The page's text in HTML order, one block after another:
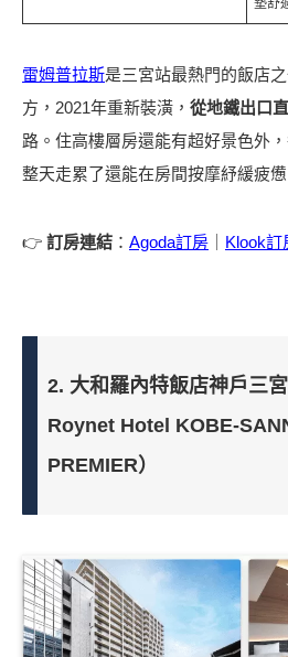
雷姆普拉斯是三宮站最熱門的飯店
方，2021年重新裝潢， 從地鐵出口
路。住高樓層房還能有超好景色外
整天走累了還能在房間按摩紓緩疲憊
👉 訂房連結 ： Agoda訂房 Klook訂
2. 大和羅內特飯店神戶三
Roynet Hotel KOBE-
PREMIER）